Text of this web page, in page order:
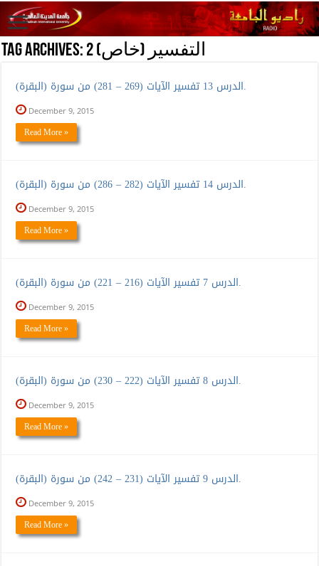
Tag Archives:
التفسير (خاص) 2
الدرس 13 تفسير الآيات (269 – 281) من سورة (البقرة).
December 9, 2015
Read More »
الدرس 14 تفسير الآيات (282 – 286) من سورة (البقرة).
December 9, 2015
Read More »
الدرس 7 تفسير الآيات (216 – 221) من سورة (البقرة).
December 9, 2015
Read More »
الدرس 8 تفسير الآيات (222 – 230) من سورة (البقرة).
December 9, 2015
Read More »
الدرس 9 تفسير الآيات (231 – 242) من سورة (البقرة).
December 9, 2015
Read More »